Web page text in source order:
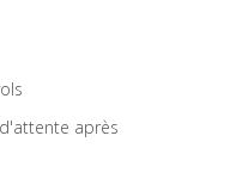
après